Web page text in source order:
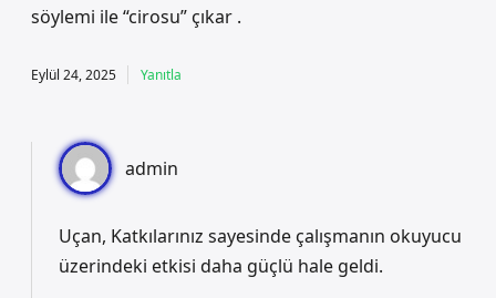
söylemi ile “cirosu” çıkar .
Eylül 24, 2025 Yanıtla
admin
Uçan, Katkılarınız sayesinde çalışmanın okuyucu
üzerindeki etkisi daha güçlü hale geldi.